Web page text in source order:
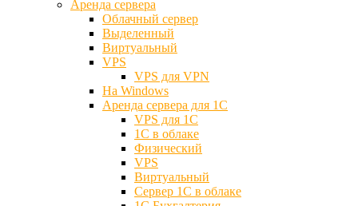
Аренда сервера
Облачный сервер
Выделенный
Виртуальный
VPS
VPS для VPN
На Windows
Аренда сервера для 1С
VPS для 1С
1С в облаке
Физический
VPS
Виртуальный
Сервер 1С в облаке